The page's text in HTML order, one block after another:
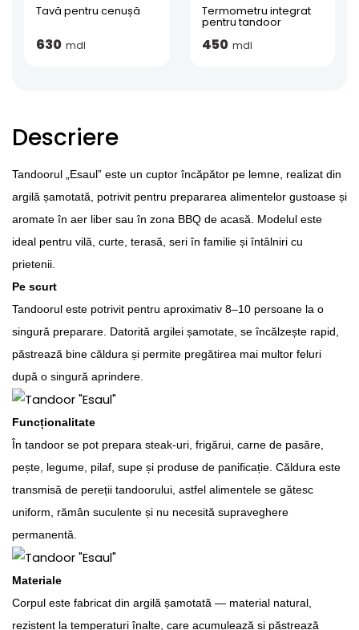
Tavă pentru cenușă
630 mdl
Termometru integrat
pentru tandoor
450 mdl
Descriere
Tandoorul „Esaul” este un cuptor încăpător pe lemne, realizat din
argilă șamotată, potrivit pentru prepararea alimentelor gustoase și
aromate în aer liber sau în zona BBQ de acasă. Modelul este
ideal pentru vilă, curte, terasă, seri în familie și întâlniri cu
prietenii.
Pe scurt
Tandoorul este potrivit pentru aproximativ 8–10 persoane la o
singură preparare. Datorită argilei șamotate, se încălzește rapid,
păstrează bine căldura și permite pregătirea mai multor feluri
după o singură aprindere.
Funcționalitate
În tandoor se pot prepara steak-uri, frigărui, carne de pasăre,
pește, legume, pilaf, supe și produse de panificație. Căldura este
transmisă de pereții tandoorului, astfel alimentele se gătesc
uniform, rămân suculente și nu necesită supraveghere
permanentă.
Materiale
Corpul este fabricat din argilă șamotată — material natural,
rezistent la temperaturi înalte, care acumulează și păstrează